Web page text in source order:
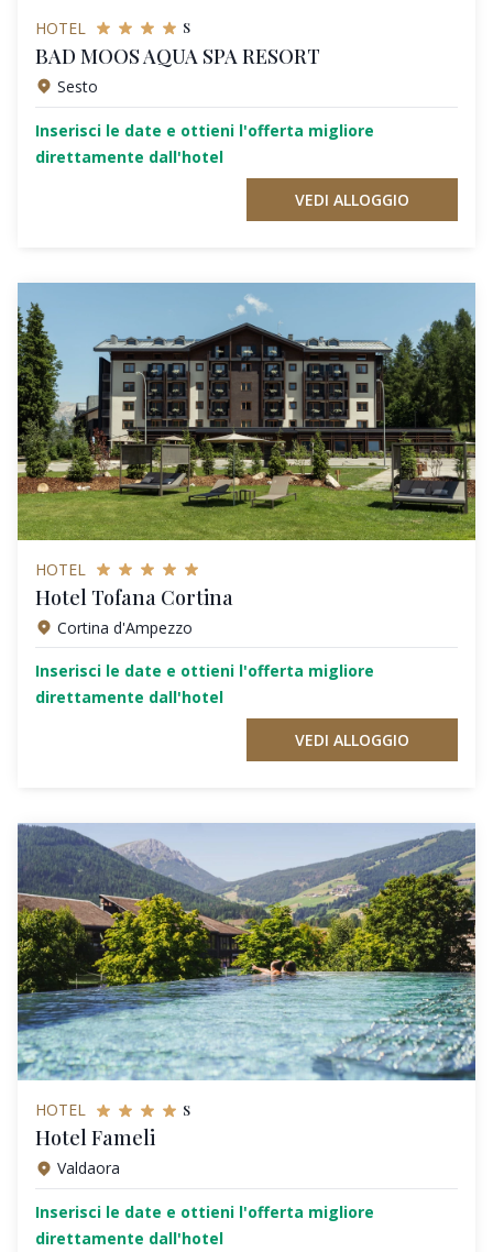
HOTEL s
BAD MOOS AQUA SPA RESORT
Sesto
Inserisci le date e ottieni l'offerta migliore
direttamente dall'hotel
VEDI ALLOGGIO
HOTEL
Hotel Tofana Cortina
Cortina d'Ampezzo
Inserisci le date e ottieni l'offerta migliore
direttamente dall'hotel
VEDI ALLOGGIO
HOTEL s
Hotel Fameli
Valdaora
Inserisci le date e ottieni l'offerta migliore
direttamente dall'hotel